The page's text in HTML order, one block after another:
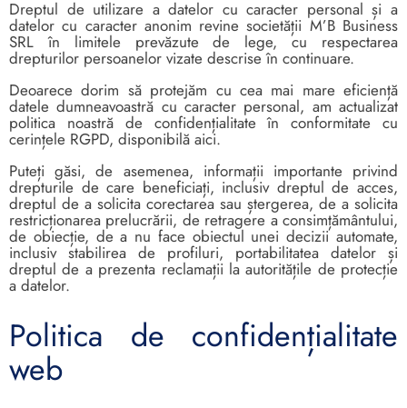
Dreptul de utilizare a datelor cu caracter personal și a
datelor cu caracter anonim revine societății M’B Business
SRL în limitele prevăzute de lege, cu respectarea
drepturilor persoanelor vizate descrise în continuare.
Deoarece dorim să protejăm cu cea mai mare eficiență
datele dumneavoastră cu caracter personal, am actualizat
politica noastră de confidențialitate în conformitate cu
cerințele RGPD, disponibilă aici.
Puteți găsi, de asemenea, informații importante privind
drepturile de care beneficiați, inclusiv dreptul de acces,
dreptul de a solicita corectarea sau ștergerea, de a solicita
restricționarea prelucrării, de retragere a consimțământului,
de obiecție, de a nu face obiectul unei decizii automate,
inclusiv stabilirea de profiluri, portabilitatea datelor și
dreptul de a prezenta reclamații la autoritățile de protecție
a datelor.
Politica de confidențialitate
web